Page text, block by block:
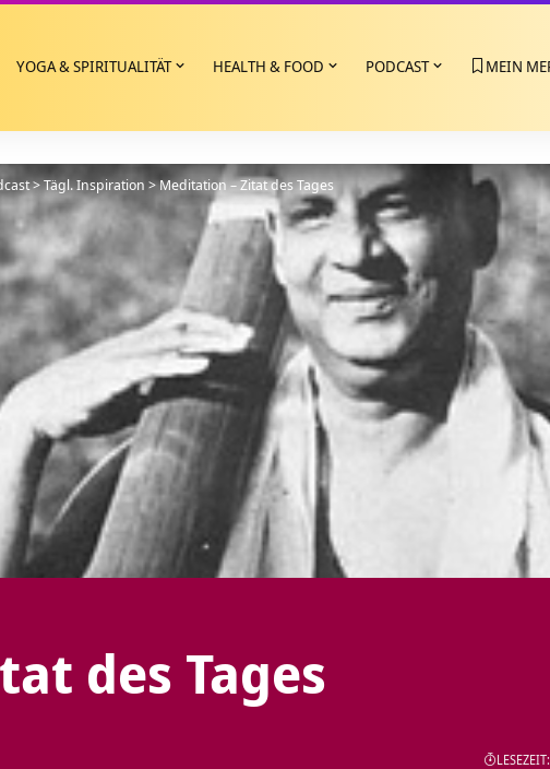
YOGA & SPIRITUALITÄT HEALTH & FOOD PODCAST MEIN
>Tägl. Inspiration >Meditation – Zitat des Tages
des Tages